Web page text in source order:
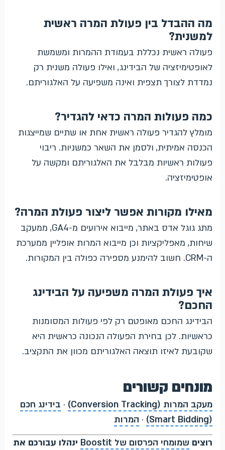
מה ההבדל בין פעולת המרה ראשית
למשנית?
פעולה ראשית נכללת בעמודת ההמרות ומשמשת
לאופטימיזציה של הבידינג, ואילו פעולה משנית רק
נמדדת לצורך תצפית ואינה משפיעה על האלגוריתם.
כמה פעולות המרה כדאי להגדיר?
מומלץ להגדיר פעולה ראשית אחת או שתיים שמייצגות
הכנסה אמיתית, ולסמן את השאר כמשניות. ריבוי
פעולות ראשיות מבלבל את האלגוריתם ומקשה על
אופטימיזציה.
מאילו מקורות אפשר ליצור פעולת המרה?
מתג גוגל אדס באתר, מייבוא אירועים מ-GA4, ממעקב
שיחות, מאפליקציות וכן מייבוא המרות אופליין ממערכת
ה-CRM. חשוב להימנע מספירה כפולה בין המקורות.
איך פעולת המרה משפיעה על הבידינג
החכם?
הבידינג החכם מאופטם רק לפי פעולות המסומנות
כראשיות. לכן בחירת הפעולה הנכונה כראשית היא
שקובעת לאיזו תוצאה האלגוריתם מכוון את התקציב.
מונחים קשורים
מעקב המרות (Conversion Tracking) · בידינג חכם
(Smart Bidding)
· המרות
רוצים שמומחי הפרסום של Boostit ינהלו עבורכם את